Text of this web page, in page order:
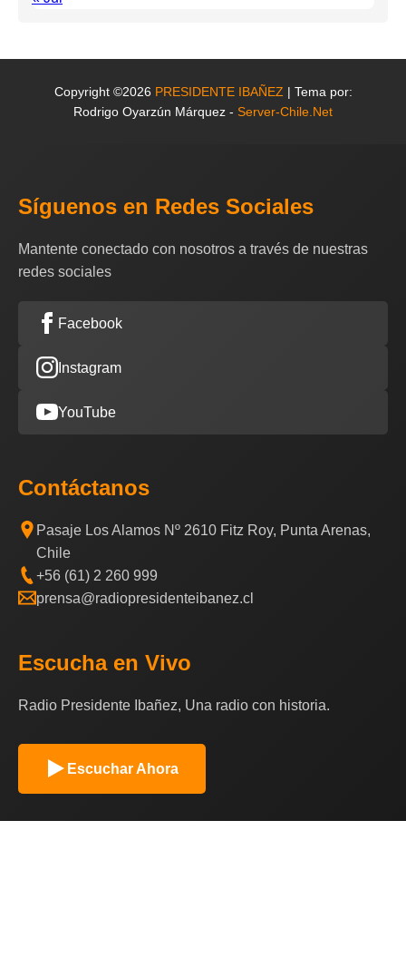
Copyright ©2026 PRESIDENTE IBAÑEZ | Tema por:
Rodrigo Oyarzún Márquez - Server-Chile.Net
Síguenos en Redes Sociales
Mantente conectado con nosotros a través de nuestras
redes sociales
Facebook
Instagram
YouTube
Contáctanos
Pasaje Los Alamos Nº 2610 Fitz Roy, Punta Arenas,
Chile
+56 (61) 2 260 999
prensa@radiopresidenteibanez.cl
Escucha en Vivo
Radio Presidente Ibañez, Una radio con historia.
Escuchar Ahora